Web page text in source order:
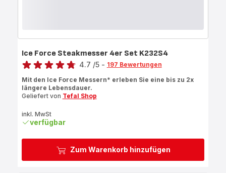
Zum Warenkorb hinzufügen
Ice Force Steakmesser 4er Set K232S4
Bewertung
4.7 /5 - 197 Bewertungen
Mit den Ice Force Messern* erleben Sie eine bis zu 2x
längere Lebensdauer.
Geliefert von Tefal Shop
inkl. MwSt
verfügbar